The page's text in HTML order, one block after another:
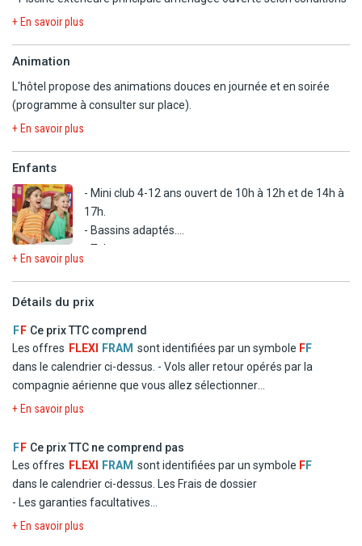
sont accessibles sur place selon horaires d'ouverture en vigueur
au sein de l'hôtel au moment de votre séjour.
météorologiques.
- Toboggans pour adultes.
- Fléchettes
- Jeux d'eau
- Tennis de table
- Beach Volleyball
- Centre de fitness.
- Football.
A NOTER: piscines ouvertes de 10h à 19h. Les toboggans sont
ouverts de 10h à 12h et de 14h à 16h du 1/4 au 31/10 (sous
En option payante
- Hammam
- Sports nautiques (surf, kanu, scooter de mer, banana)
+ En savoir plus
Animation
L'hôtel propose des animations douces en journée et en soirée
(programme à consulter sur place).
+ En savoir plus
Enfants
- Mini club 4-12 ans ouvert de 10h à 12h et de 14h à
17h.
- Bassins adaptés.
- Toboggans.
- Buffet pour enfants.
+ En savoir plus
Détails du prix
F F Ce prix TTC comprend
Les offres FLEXI FRAM sont identifiées par un symbole FF
dans le calendrier ci-dessus. - Vols aller retour opérés par la
compagnie aérienne que vous allez sélectionner
- Logement à l'hôtel Eftalia Aqua en chambre double standard
- Les taxes d'aéroport et de solidarité
- Le transfert
+ En savoir plus
F F Ce prix TTC ne comprend pas
Les offres FLEXI FRAM sont identifiées par un symbole FF
dans le calendrier ci-dessus.
Les Frais de dossier
- Les garanties facultatives
- Les autres repas et les boissons
+ En savoir plus